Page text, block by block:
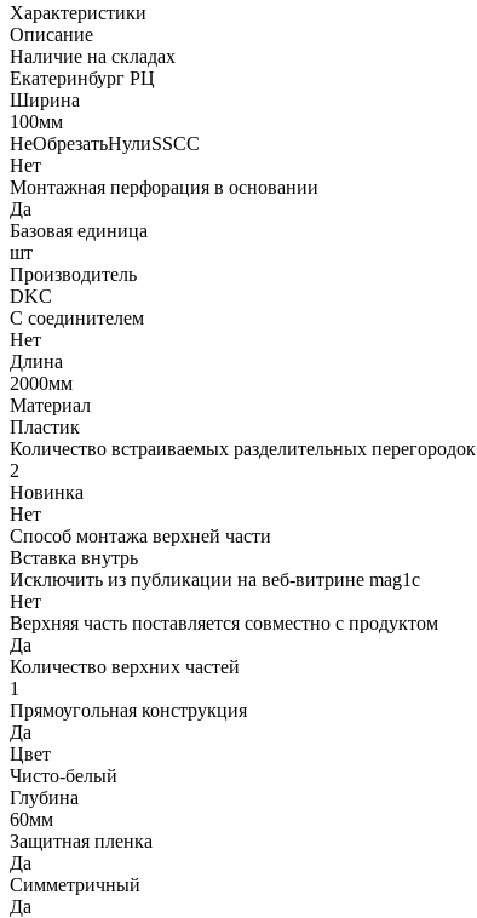
Характеристики
Описание
Наличие на складах
Екатеринбург РЦ
Ширина
100мм
НеОбрезатьНулиSSCC
Нет
Монтажная перфорация в основании
Да
Базовая единица
шт
Производитель
DKC
С соединителем
Нет
Длина
2000мм
Материал
Пластик
Количество встраиваемых разделительных перегородок
2
Новинка
Нет
Способ монтажа верхней части
Вставка внутрь
Исключить из публикации на веб-витрине mag1c
Нет
Верхняя часть поставляется совместно с продуктом
Да
Количество верхних частей
1
Прямоугольная конструкция
Да
Цвет
Чисто-белый
Глубина
60мм
Защитная пленка
Да
Симметричный
Да